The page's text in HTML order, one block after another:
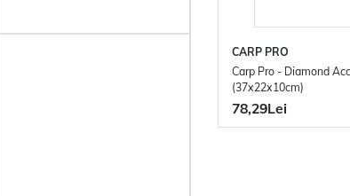
CARP PRO
Carp Pro - Diamond
(37x22x10cm)
78,29Lei